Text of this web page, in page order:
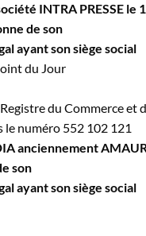
INTRA PRESSE le
de son
ayant son siège social
du Jour
du Commerce et
le numéro 552 102 121
anciennement
son
ayant son siège social